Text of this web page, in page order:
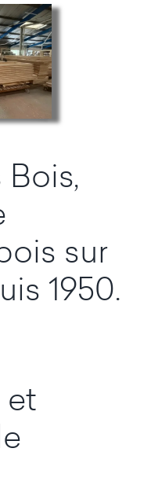
sur
1950.
et